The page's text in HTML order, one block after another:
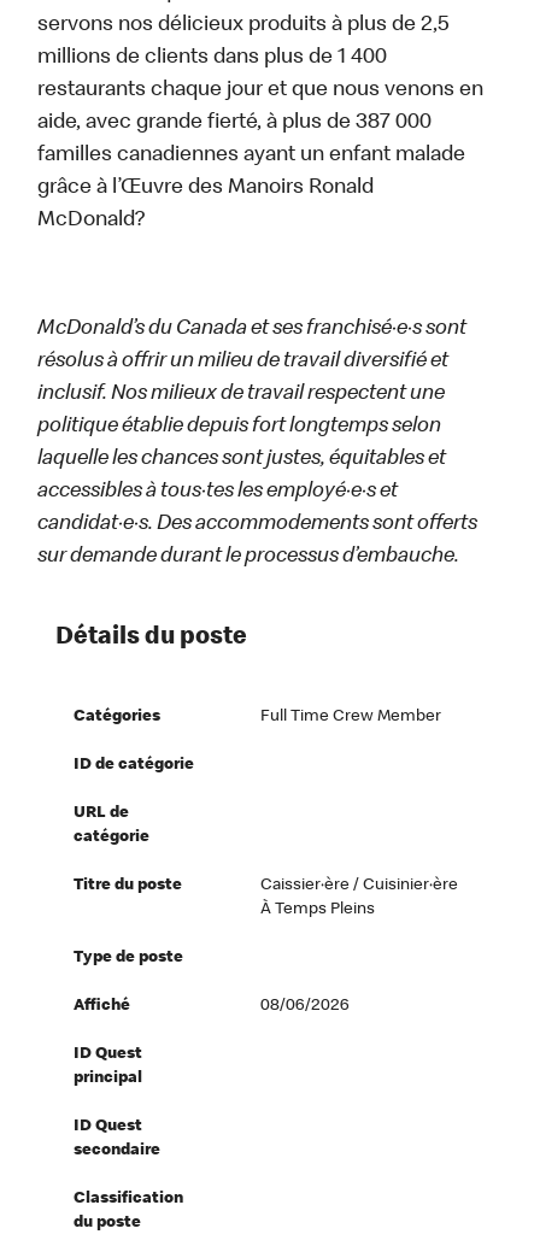
servons nos délicieux produits à plus de 2,5
millions de clients dans plus de 1 400
restaurants chaque jour et que nous venons en
aide, avec grande fierté, à plus de 387 000
familles canadiennes ayant un enfant malade
grâce à l’Œuvre des Manoirs Ronald
McDonald?
McDonald’s du Canada et ses franchisé·e·s sont
résolus à offrir un milieu de travail diversifié et
inclusif. Nos milieux de travail respectent une
politique établie depuis fort longtemps selon
laquelle les chances sont justes, équitables et
accessibles à tous·tes les employé·e·s et
candidat·e·s. Des accommodements sont offerts
sur demande durant le processus d’embauche.
Détails du poste
Catégories Full Time Crew Member
ID de catégorie
URL de
catégorie
Titre du poste
Caissier·ère / Cuisinier·ère
À Temps Pleins
Type de poste
Affiché 08/06/2026
ID Quest
principal
ID Quest
secondaire
Classification
du poste